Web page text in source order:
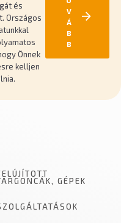
és
Országos
Önnek
kelljen
V
Á
B
B
GÉPEK